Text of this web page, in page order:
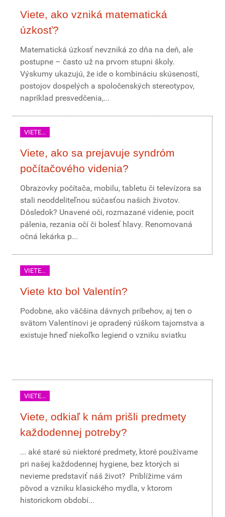
Viete, ako vzniká matematická
úzkosť?
Matematická úzkosť nevzniká zo dňa na deň, ale
postupne – často už na prvom stupni školy.
Výskumy ukazujú, že ide o kombináciu skúseností,
postojov dospelých a spoločenských stereotypov,
napríklad presvedčenia,...
VIETE...
Viete, ako sa prejavuje syndróm
počítačového videnia?
Obrazovky počítača, mobilu, tabletu či televízora sa
stali neoddeliteľnou súčasťou našich životov.
Dôsledok? Unavené oči, rozmazané videnie, pocit
pálenia, rezania očí či bolesť hlavy. Renomovaná
očná lekárka p...
VIETE...
Viete kto bol Valentín?
Podobne, ako väčšina dávnych príbehov, aj ten o
svätom Valentínovi je opradený rúškom tajomstva a
existuje hneď niekoľko legiend o vzniku sviatku
VIETE...
Viete, odkiaľ k nám prišli predmety
každodennej potreby?
... aké staré sú niektoré predmety, ktoré používame
pri našej každodennej hygiene, bez ktorých si
nevieme predstaviť náš život? Priblížime vám
pôvod a vzniku klasického mydla, v ktorom
historickom období...